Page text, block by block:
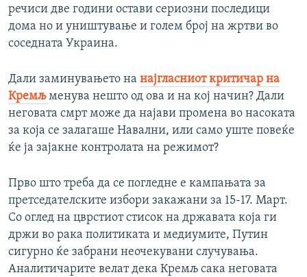
речиси две години остави сериозни последици
дома но и уништување и голем број на жртви во
соседната Украина.
Дали заминувањето на најгласниот критичар на
Кремљ менува нешто од ова и на кој начин? Дали
неговата смрт може да најави промена во насоката
за која се залагаше Навални, или само уште повеќе
ќе ја зајакне контролата на режимот?
Прво што треба да се погледне е кампањата за
претседателските избори закажани за 15-17. Март.
Со оглед на цврстиот стисок на државата која ги
држи во рака политиката и медиумите, Путин
сигурно ќе забрани неочекувани случувања.
Аналитичарите велат дека Кремљ сака неговата